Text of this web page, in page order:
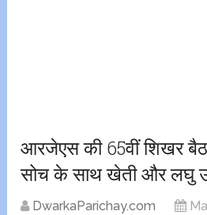
आरजेएस की 65वीं शिखर
सोच के साथ खेती और लघु
DwarkaParichay.com